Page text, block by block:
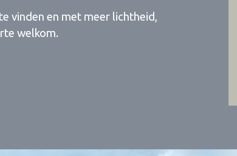
vinden en met meer lichtheid,
welkom.